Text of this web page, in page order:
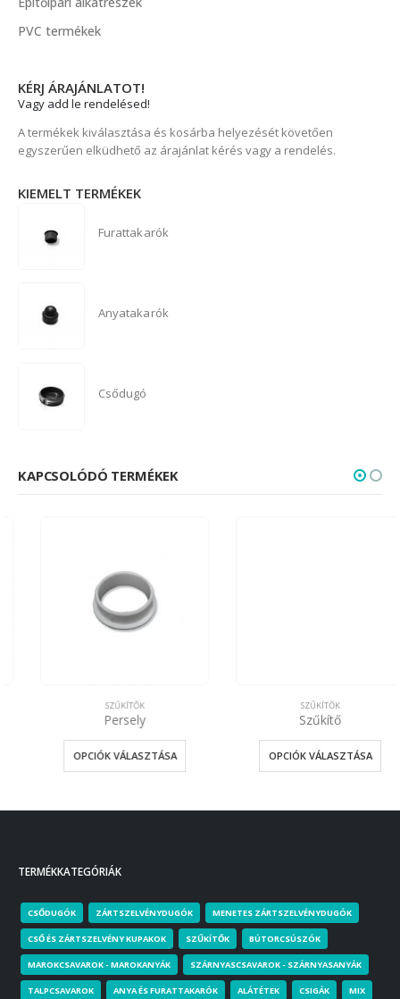
PVC termékek
KÉRJ ÁRAJÁNLATOT!
Vagy add le rendelésed!
A termékek kiválasztása és kosárba helyezését követően
egyszerűen elküdhető az árajánlat kérés vagy a rendelés.
KIEMELT TERMÉKEK
Furattakarók
Anyatakarók
Csődugó
KAPCSOLÓDÓ TERMÉKEK
SZŰKÍTŐK
Persely
OPCIÓK VÁLASZTÁSA
SZŰKÍTŐK
Szűkítő
OPCIÓK VÁLASZTÁSA
TERMÉKKATEGÓRIÁK
CSŐDUGÓK ZÁRTSZELVÉNYDUGÓK MENETES ZÁRTSZELVÉNYDUGÓK
CSŐ ÉS ZÁRTSZELVÉNY KUPAKOK SZŰKÍTŐK BÚTORCSÚSZÓK
MAROKCSAVAROK - MAROKANYÁK SZÁRNYASCSAVAROK - SZÁRNYASANYÁK
TALPCSAVAROK ANYA ÉS FURATTAKARÓK ALÁTÉTEK CSIGÁK MIX